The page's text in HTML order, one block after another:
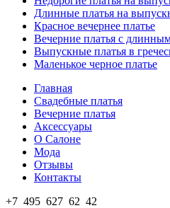
Длинные платья на
Красное вечернее платье
Вечерние платья с
Выпускные платья в
Маленькое черное платье
Главная
Свадебные платья
Вечерние платья
Аксессуары
О Салоне
Мода
Отзывы
Контакты
+7 495 627 62 42